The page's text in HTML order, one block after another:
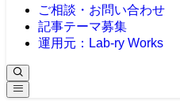
ご相談・お問い合わせ
記事テーマ募集
運用元：Lab-ry Works